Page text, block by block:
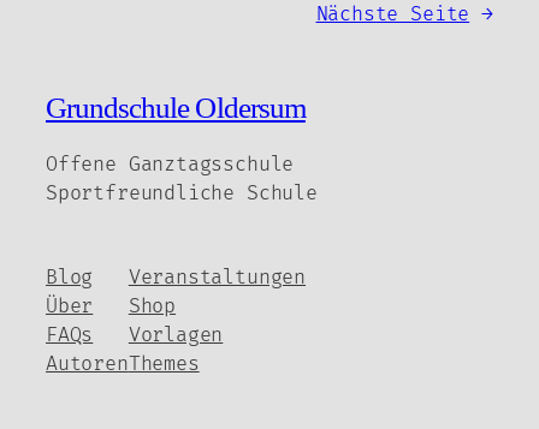
Nächste Seite →
Grundschule Oldersum
Offene Ganztagsschule
Sportfreundliche Schule
Blog
Über
FAQs
Autoren
Veranstaltungen
Shop
Vorlagen
Themes